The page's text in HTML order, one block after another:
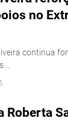
no
continua
Roberta